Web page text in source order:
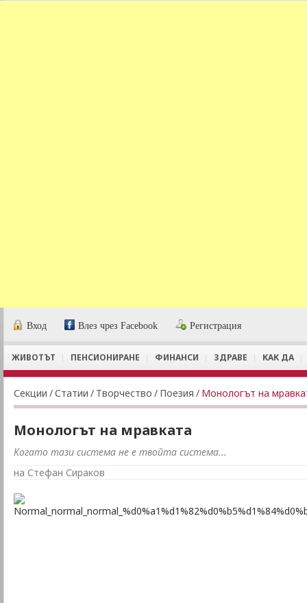
Вход Влез чрез Facebook Регистрация
ЖИВОТЪТ ПЕНСИОНИРАНЕ ФИНАНСИ ЗДРАВЕ КАК ДА
Секции /Статии / Творчество / Поезия / Монологът на
Монологът на мравката
Когато тази система не е твойта система...
на Стефан Сираков